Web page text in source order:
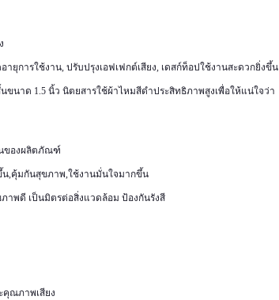
ยุการใช้งาน, ปรับปรุงเอฟเฟกต์เสียง, เดสก์ท็อปใช้งานสะดวกยิ่งขึ้น
ขนาด 1.5 นิ้ว นิตยสารใช้ผ้าไหมสีดำประสิทธิภาพสูงเพื่อให้แน่ใจว่า
ของผลิตภัณฑ์
น,คุ้มกันสุขภาพ,ใช้งานมั่นใจมากขึ้น
ภาพดี เป็นมิตรต่อสิ่งแวดล้อม ป้องกันรังสี
คุณภาพเสียง